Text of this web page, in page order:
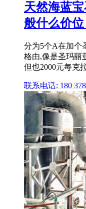
天然海蓝
般什么价
分为5个A在加个
格由,像是圣玛丽
但也2000元每克
联系电话: 180